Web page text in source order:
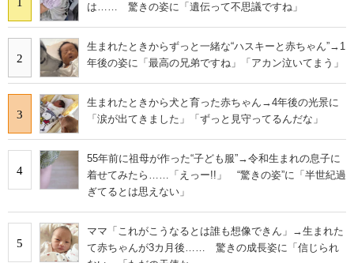
は…… 驚きの姿に「遺伝って不思議ですね」
2
生まれたときからずっと一緒な“ハスキーと赤ちゃん”→1
年後の姿に「最高の兄弟ですね」「アカン泣いてまう」
3
生まれたときから犬と育った赤ちゃん→4年後の光景に
「涙が出てきました」「ずっと見守ってるんだな」
4
55年前に祖母が作った“子ども服”→令和生まれの息子に
着せてみたら……「えっー!!」 “驚きの姿”に「半世紀過
ぎてるとは思えない」
5
ママ「これがこうなるとは誰も想像できん」→生まれた
て赤ちゃんが3カ月後…… 驚きの成長姿に「信じられ